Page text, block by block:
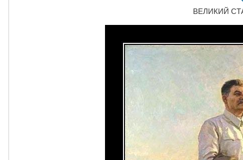
ВЕЛИКИЙ